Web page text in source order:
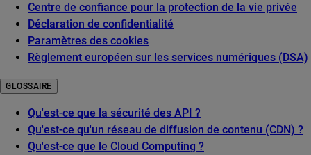
Centre de confiance pour la protection de la vie privée
Déclaration de confidentialité
Paramètres des cookies
Règlement européen sur les services numériques (DSA)
GLOSSAIRE
Qu'est-ce que la sécurité des API ?
Qu'est-ce qu'un réseau de diffusion de contenu (CDN) ?
Qu'est-ce que le Cloud Computing ?